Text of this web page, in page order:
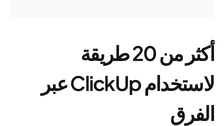
أكثر من 20 طريقة
لاستخدام ClickUp عبر
الفرق